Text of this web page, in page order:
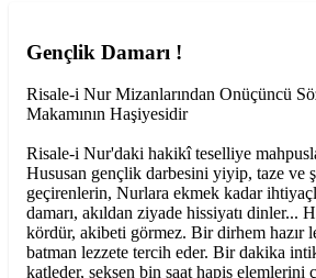
Gençlik Damarı !
Risale-i Nur Mizanlarından Onüçüncü
Makamının Haşiyesidir
Risale-i Nur'daki hakikî teselliye
Hususan gençlik darbesini yiyip, taze ve
geçirenlerin, Nurlara ekmek kadar
damarı, akıldan ziyade hissiyatı dinler...
kördür, akibeti görmez. Bir dirhem hazır
batman lezzete tercih eder. Bir dakika
katleder, seksen bin saat hapis elemlerini